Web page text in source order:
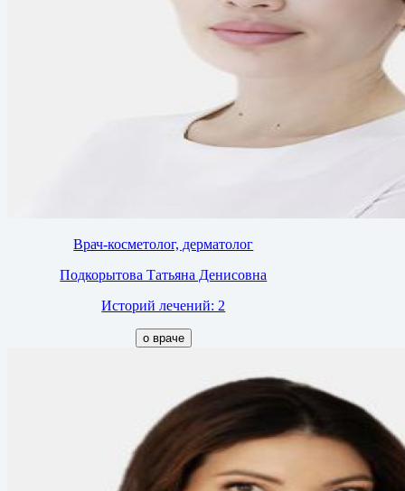
Врач-косметолог, дерматолог
Подкорытова Татьяна Денисовна
Историй лечений: 2
о враче